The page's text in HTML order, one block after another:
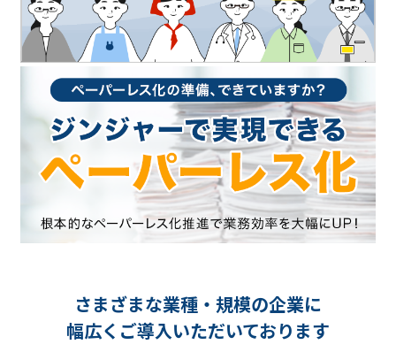
さまざまな業種・規模の企業に
幅広くご導入いただいております